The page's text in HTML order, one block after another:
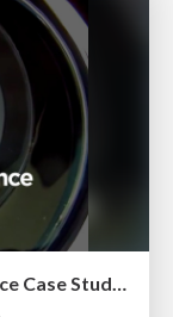
VelocityConf: Rendering Performance Case Studies